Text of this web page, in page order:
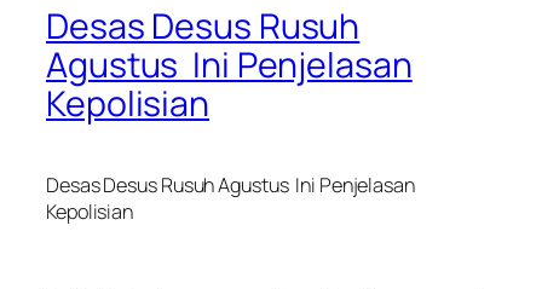
Desas Desus Rusuh
Agustus Ini Penjelasan
Kepolisian
Desas Desus Rusuh Agustus Ini Penjelasan
Kepolisian